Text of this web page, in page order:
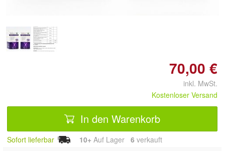
70,00 €
inkl. MwSt.
Kostenloser Versand
In den Warenkorb
Sofort lieferbar 10+ Auf Lager 6 verkauft